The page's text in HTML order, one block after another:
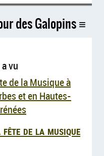
des Galopins
vu
de la Musique à
et en Hautes-
fête de la musique